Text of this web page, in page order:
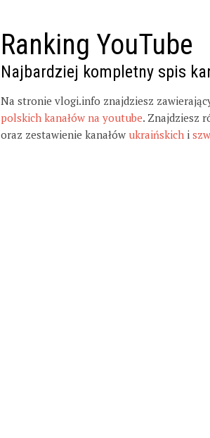
Ranking YouTube
Najbardziej kompletny spis
Na stronie vlogi.info znajdziesz
polskich kanałów na youtube. Znajdziesz
oraz zestawienie kanałów ukraińskich i